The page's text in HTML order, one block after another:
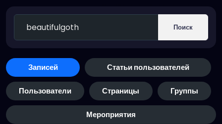
Поиск
Записей Статьи пользователей
Пользователи Страницы Группы
Мероприятия